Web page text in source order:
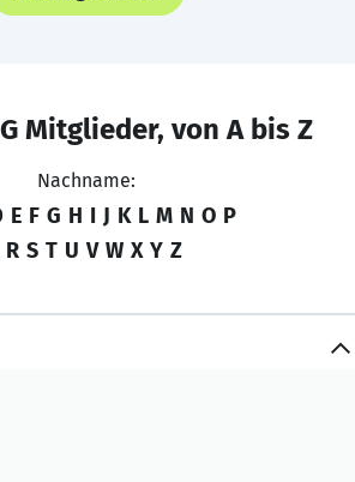
Mitglieder, von A bis Z
Nachname:
E F G H I J K L M N O P
R S T U V W X Y Z